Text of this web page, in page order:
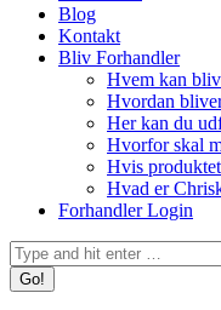
Blog
Kontakt
Bliv Forhandler
Hvem kan
Hvordan
Her kan du
Hvorfor skal
Hvis
Hvad er
Forhandler Login
Search: